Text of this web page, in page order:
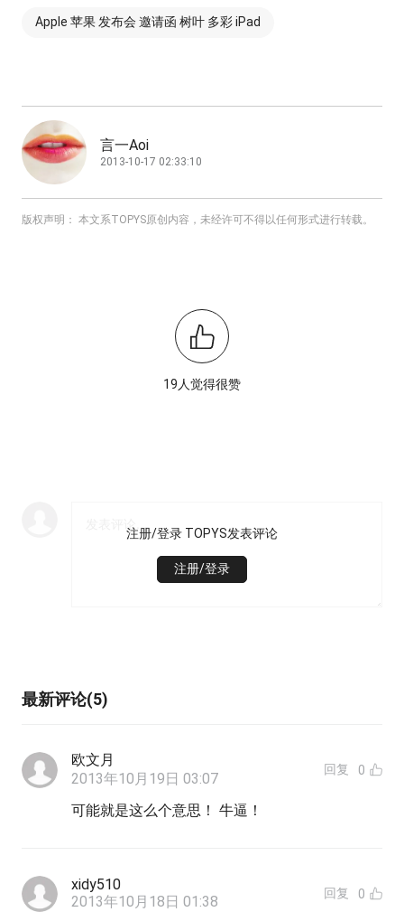
Apple 苹果 发布会 邀请函 树叶 多彩 iPad
言一Aoi
2013-10-17 02:33:10
版权声明： 本文系TOPYS原创内容，未经许可不得以任何形式进行转载。
19人觉得很赞
注册/登录 TOPYS发表评论
注册/登录
最新评论(5)
欧文月
2013年10月19日 03:07
回复 0
可能就是这么个意思！ 牛逼！
xidy510
2013年10月18日 01:38
回复 0